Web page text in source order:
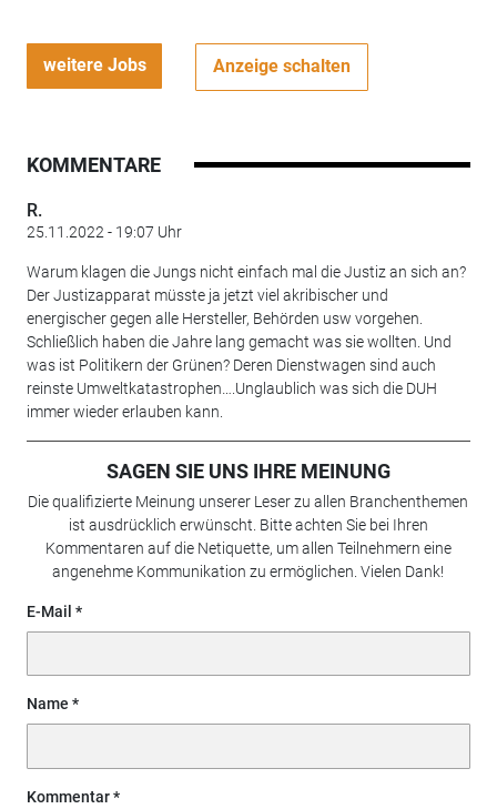
weitere Jobs Anzeige schalten
KOMMENTARE
R.
25.11.2022 - 19:07 Uhr
Warum klagen die Jungs nicht einfach mal die Justiz an sich an?
Der Justizapparat müsste ja jetzt viel akribischer und
energischer gegen alle Hersteller, Behörden usw vorgehen.
Schließlich haben die Jahre lang gemacht was sie wollten. Und
was ist Politikern der Grünen? Deren Dienstwagen sind auch
reinste Umweltkatastrophen….Unglaublich was sich die DUH
immer wieder erlauben kann.
SAGEN SIE UNS IHRE MEINUNG
Die qualifizierte Meinung unserer Leser zu allen Branchenthemen
ist ausdrücklich erwünscht. Bitte achten Sie bei Ihren
Kommentaren auf die Netiquette, um allen Teilnehmern eine
angenehme Kommunikation zu ermöglichen. Vielen Dank!
E-Mail
Name
Kommentar